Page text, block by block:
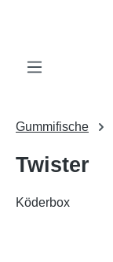
Gummifische
Twister
Köderbox